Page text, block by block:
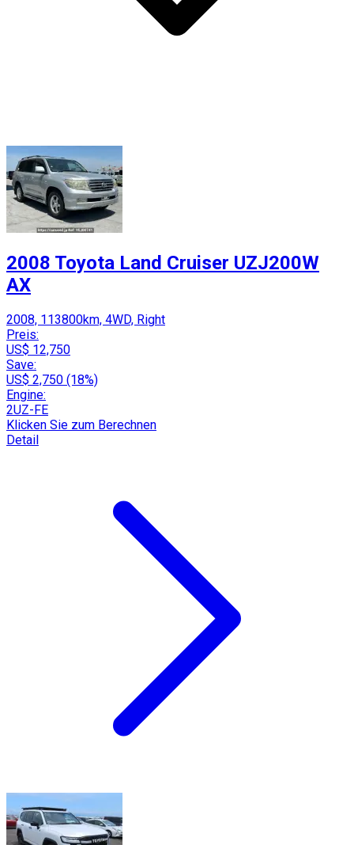
2008 Toyota Land Cruiser UZJ200W
AX
2008, 113800km, 4WD, Right
Preis:
US$ 12,750
Save:
US$ 2,750 (18%)
Engine:
2UZ-FE
Klicken Sie zum Berechnen
Detail